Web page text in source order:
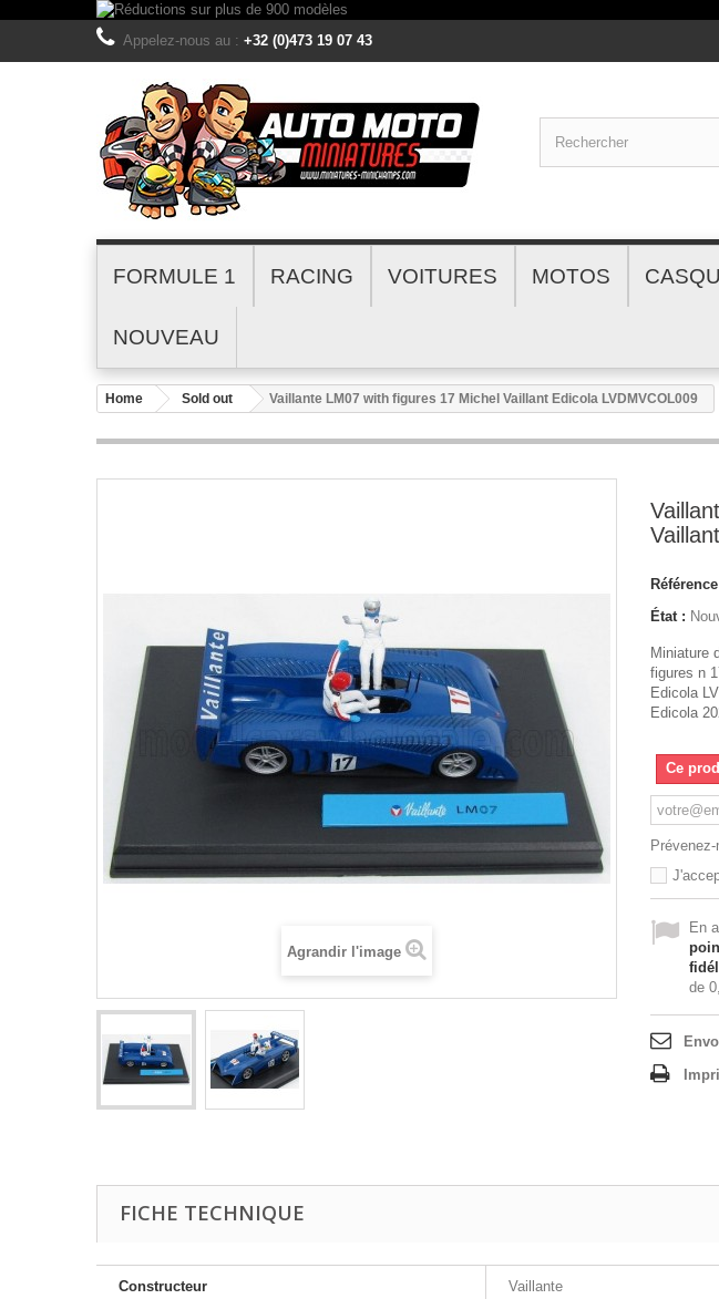
Appelez-nous au : +32 (0)473 19 07 43
FORMULE 1 RACING VOITURES MOTOS
NOUVEAU
Home Sold out Vaillante LM07 with figures 17 Michel Vaillant Edicola LVDMVCOL009
Agrandir l'image
État :
Miniature
figures n
Edicola
Edicola
Ce
En
de
FICHE TECHNIQUE
Constructeur Vaillante